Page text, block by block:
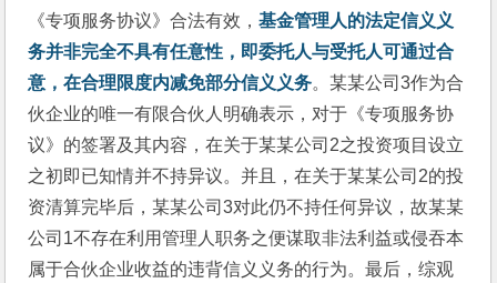
《专项服务协议》合法有效，基金管理人的法定信义义
务并非完全不具有任意性，即委托人与受托人可通过合
意，在合理限度内减免部分信义义务。某某公司3作为合
伙企业的唯一有限合伙人明确表示，对于《专项服务协
议》的签署及其内容，在关于某某公司2之投资项目设立
之初即已知情并不持异议。并且，在关于某某公司2的投
资清算完毕后，某某公司3对此仍不持任何异议，故某某
公司1不存在利用管理人职务之便谋取非法利益或侵吞本
属于合伙企业收益的违背信义义务的行为。最后，综观